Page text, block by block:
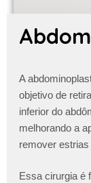
A
objetivo de
inferior do
melhorando a
remover
Essa cirurgia é